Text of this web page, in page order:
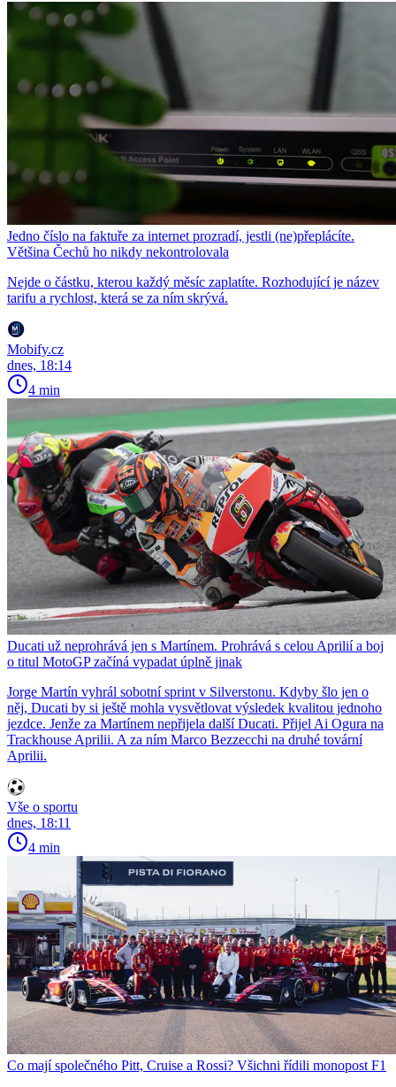
Jedno číslo na faktuře za internet prozradí, jestli (ne)přeplácíte.
Většina Čechů ho nikdy nekontrolovala
Nejde o částku, kterou každý měsíc zaplatíte. Rozhodující je název
tarifu a rychlost, která se za ním skrývá.
Mobify.cz
dnes, 18:14
4 min
Ducati už neprohrává jen s Martínem. Prohrává s celou Aprilií a boj
o titul MotoGP začíná vypadat úplně jinak
Jorge Martín vyhrál sobotní sprint v Silverstonu. Kdyby šlo jen o
něj, Ducati by si ještě mohla vysvětlovat výsledek kvalitou jednoho
jezdce. Jenže za Martínem nepřijela další Ducati. Přijel Ai Ogura na
Trackhouse Aprilii. A za ním Marco Bezzecchi na druhé tovární
Aprilii.
Vše o sportu
dnes, 18:11
4 min
Co mají společného Pitt, Cruise a Rossi? Všichni řídili monopost F1